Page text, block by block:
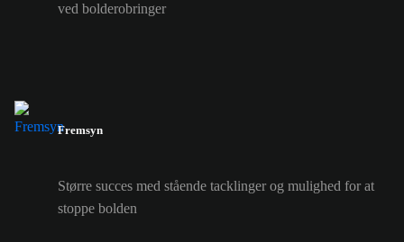
ved bolderobringer
Fremsyn
Større succes med stående tacklinger og mulighed for at
stoppe bolden